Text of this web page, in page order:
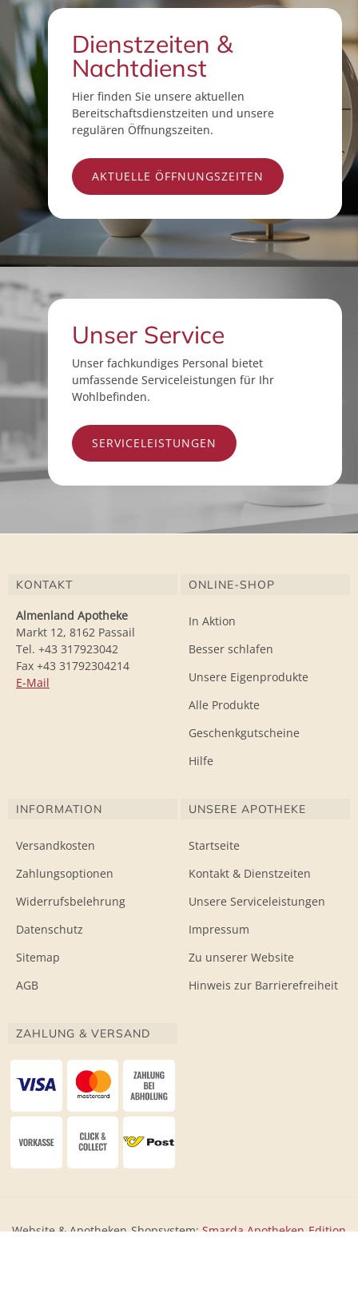
Dienstzeiten &
Nachtdienst
Hier finden Sie unsere aktuellen
Bereitschaftsdienstzeiten und unsere
regulären Öffnungszeiten.
AKTUELLE ÖFFNUNGSZEITEN
Unser Service
Unser fachkundiges Personal bietet
umfassende Serviceleistungen für Ihr
Wohlbefinden.
SERVICELEISTUNGEN
KONTAKT
Almenland Apotheke
Markt 12, 8162 Passail
Tel. +43 317923042
Fax +43 31792304214
E-Mail
ONLINE-SHOP
In Aktion
Besser schlafen
Unsere Eigenprodukte
Alle Produkte
Geschenkgutscheine
Hilfe
INFORMATION
Versandkosten
Zahlungsoptionen
Widerrufsbelehrung
Datenschutz
Sitemap
AGB
UNSERE APOTHEKE
Startseite
Kontakt & Dienstzeiten
Unsere Serviceleistungen
Impressum
Zu unserer Website
Hinweis zur Barrierefreiheit
ZAHLUNG & VERSAND
Website & Apotheken-Shopsystem:Smarda Apotheken-Edition